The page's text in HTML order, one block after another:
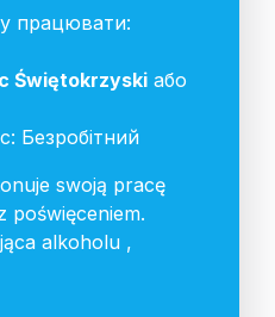
працювати:
Świętokrzyski або
Безробітний
swoją pracę
poświęceniem.
alkoholu ,